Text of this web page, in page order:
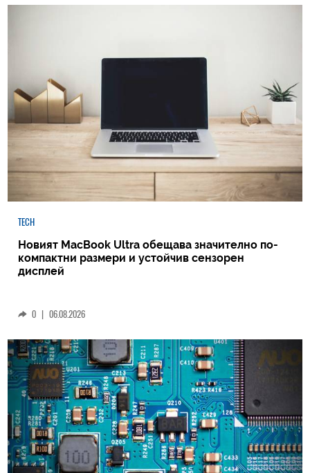
TECH
Новият MacBook Ultra обещава значително по-
компактни размери и устойчив сензорен
дисплей
0 | 06.08.2026